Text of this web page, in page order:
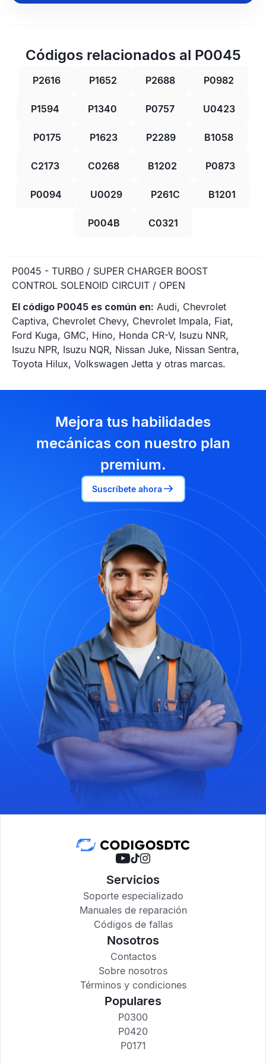
Códigos relacionados al P0045
P2616 P1652 P2688 P0982
P1594 P1340 P0757 U0423
P0175 P1623 P2289 B1058
C2173 C0268 B1202 P0873
P0094 U0029 P261C B1201
P004B C0321
P0045 - TURBO / SUPER CHARGER BOOST
CONTROL SOLENOID CIRCUIT / OPEN
El código P0045 es común en: Audi, Chevrolet
Captiva, Chevrolet Chevy, Chevrolet Impala, Fiat,
Ford Kuga, GMC, Hino, Honda CR-V, Isuzu NNR,
Isuzu NPR, Isuzu NQR, Nissan Juke, Nissan Sentra,
Toyota Hilux, Volkswagen Jetta y otras marcas.
Mejora tus habilidades
mecánicas con nuestro plan
premium.
Suscríbete ahora
Servicios
Soporte especializado
Manuales de reparación
Códigos de fallas
Nosotros
Contactos
Sobre nosotros
Términos y condiciones
Populares
P0300
P0420
P0171